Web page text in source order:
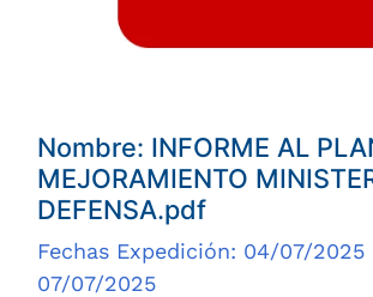
Nombre: INFORME AL
MEJORAMIENTO
DEFENSA.pdf
Fechas Expedición: 04/07/2025
07/07/2025